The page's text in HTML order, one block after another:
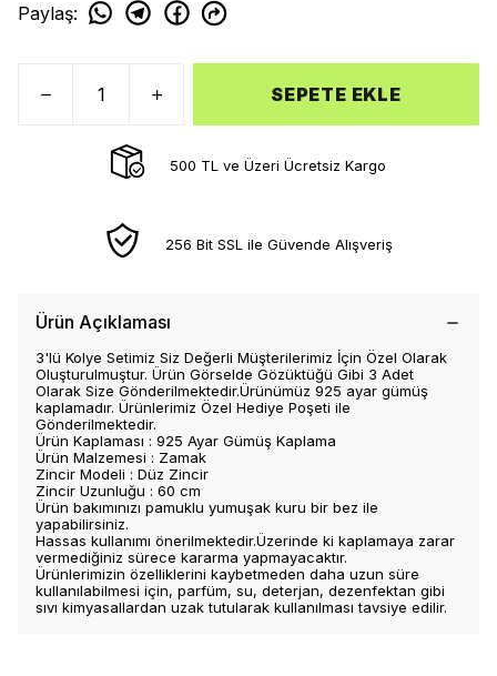
Paylaş:
SEPETE EKLE
500 TL ve Üzeri Ücretsiz Kargo
256 Bit SSL ile Güvende Alışveriş
Ürün Açıklaması
3'lü Kolye Setimiz Siz Değerli Müşterilerimiz İçin Özel Olarak
Oluşturulmuştur. Ürün Görselde Gözüktüğü Gibi 3 Adet
Olarak Size Gönderilmektedir.Ürünümüz 925 ayar gümüş
kaplamadır. Ürünlerimiz Özel Hediye Poşeti ile
Gönderilmektedir.
Ürün Kaplaması : 925 Ayar Gümüş Kaplama
Ürün Malzemesi : Zamak
Zincir Modeli : Düz Zincir
Zincir Uzunluğu : 60 cm
Ürün bakımınızı pamuklu yumuşak kuru bir bez ile
yapabilirsiniz.
Hassas kullanımı önerilmektedir.Üzerinde ki kaplamaya zarar
vermediğiniz sürece kararma yapmayacaktır.
Ürünlerimizin özelliklerini kaybetmeden daha uzun süre
kullanılabilmesi için, parfüm, su, deterjan, dezenfektan gibi
sıvı kimyasallardan uzak tutularak kullanılması tavsiye edilir.